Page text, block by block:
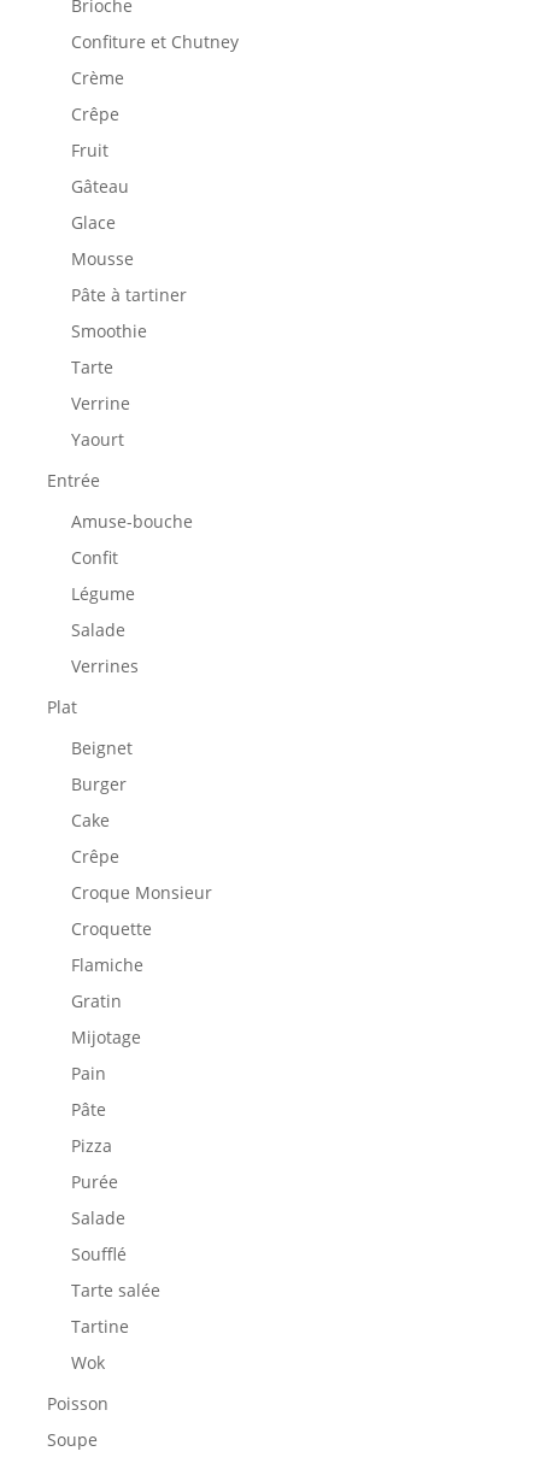
Brioche
Confiture et Chutney
Crème
Crêpe
Fruit
Gâteau
Glace
Mousse
Pâte à tartiner
Smoothie
Tarte
Verrine
Yaourt
Entrée
Amuse-bouche
Confit
Légume
Salade
Verrines
Plat
Beignet
Burger
Cake
Crêpe
Croque Monsieur
Croquette
Flamiche
Gratin
Mijotage
Pain
Pâte
Pizza
Purée
Salade
Soufflé
Tarte salée
Tartine
Wok
Poisson
Soupe